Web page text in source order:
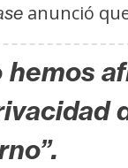
anunció
hemos